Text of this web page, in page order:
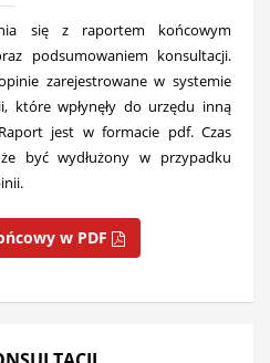
się z raportem końcowym
podsumowaniem konsultacji.
zarejestrowane w systemie
które wpłynęły do urzędu inną
jest w formacie pdf. Czas
być wydłużony w przypadku
w PDF